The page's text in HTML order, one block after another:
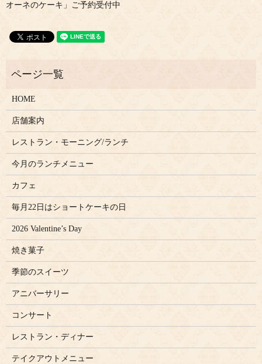
オーネのケーキ」ご予約受付中
HOME
店舗案内
レストラン・モーニング/ランチ
今月のランチメニュー
カフェ
毎月22日はショートケーキの日
2026 Valentine’s Day
焼き菓子
季節のスイーツ
アニバーサリー
コンサート
レストラン・ディナー
テイクアウトメニュー